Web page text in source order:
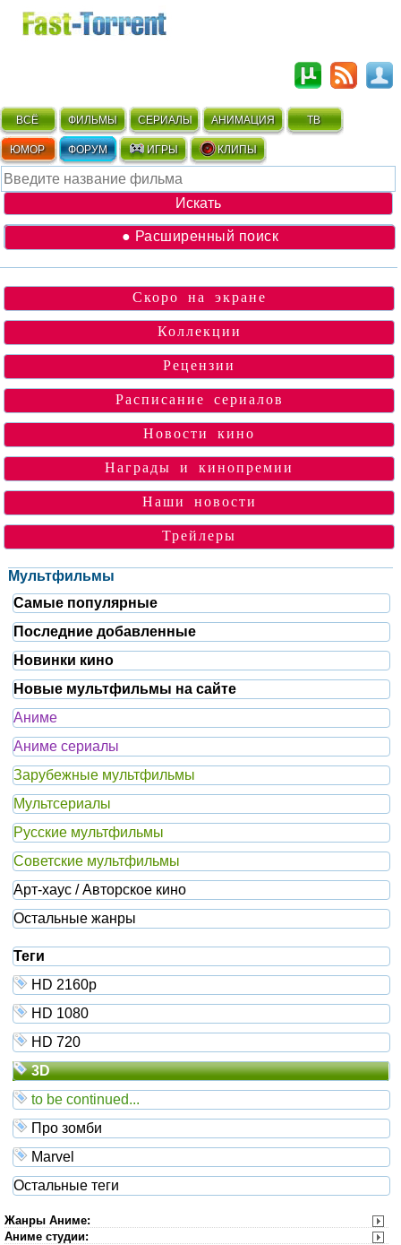
ВСЁ ФИЛЬМЫ СЕРИАЛЫ АНИМАЦИЯ ТВ
ЮМОР ФОРУМ ИГРЫ КЛИПЫ
● Расширенный поиск
Скоро на экране
Коллекции
Рецензии
Расписание сериалов
Новости кино
Награды и кинопремии
Наши новости
Трейлеры
Мультфильмы
Самые популярные
Последние добавленные
Новинки кино
Новые мультфильмы на сайте
Аниме
Аниме сериалы
Зарубежные мультфильмы
Мультсериалы
Русские мультфильмы
Советские мультфильмы
Арт-хаус / Авторское кино
Остальные жанры
Теги
HD 2160р
HD 1080
HD 720
3D
to be continued...
Про зомби
Marvel
Остальные теги
Жанры Аниме:
Аниме студии: